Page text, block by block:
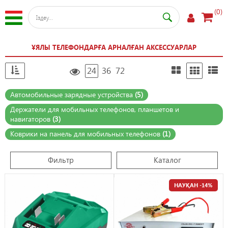
(0)
ҰЯЛЫ ТЕЛЕФОНДАРҒА АРНАЛҒАН АКСЕССУАРЛАР
24 36 72
Автомобильные зарядные устройства (5)
Держатели для мобильных телефонов, планшетов и
навигаторов (3)
Коврики на панель для мобильных телефонов (1)
Фильтр Каталог
НАУҚАН -14%